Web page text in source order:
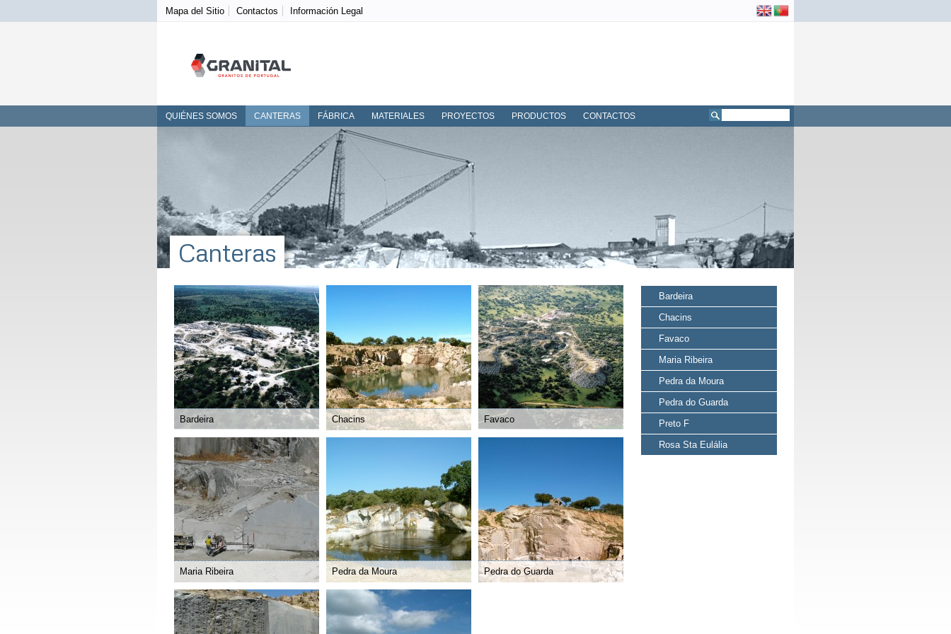
Mapa del Sitio Contactos Información Legal
QUIÉNES SOMOS CANTERAS FÁBRICA MATERIALES PROYECTOS PRODUCTOS CONTACTOS
Canteras
Bardeira Chacins Favaco
Maria Ribeira Pedra da Moura Pedra do Guarda
Bardeira
Chacins
Favaco
Maria Ribeira
Pedra da Moura
Pedra do Guarda
Preto F
Rosa Sta Eulália